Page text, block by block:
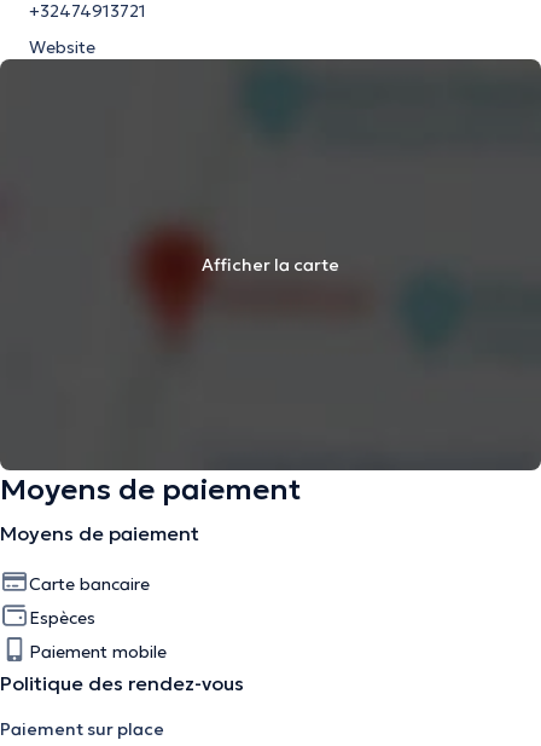
+32474913721
Website
Afficher la carte
Moyens de paiement
Moyens de paiement
Carte bancaire
Espèces
Paiement mobile
Politique des rendez-vous
Paiement sur place